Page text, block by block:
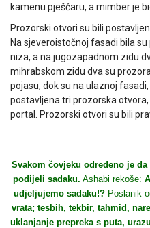
kamenu pješčaru, a mimber je
Prozorski otvori su bili
Na sjeveroistočnoj fasadi bila
niza, a na jugozapadnom zidu
mihrabskom zidu dva su
pojasu, dok su na ulaznoj
postavljena tri prozorska
portal. Prozorski otvori su bili
Svakom čovjeku određeno je
podijeli sadaku. Ashabi rekoše:
udjeljujemo sadaku!? Poslanik
vrata; tesbih, tekbir, tahmid,
uklanjanje prepreka s puta,